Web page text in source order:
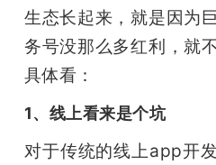
生态长起来，就是因为
务号没那么多红利，就
具体看：
1、线上看来是个坑
对于传统的线上app开